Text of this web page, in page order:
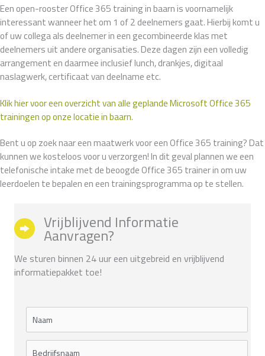
Een open-rooster Office 365 training in baarn is voornamelijk
interessant wanneer het om 1 of 2 deelnemers gaat. Hierbij komt u
of uw collega als deelnemer in een gecombineerde klas met
deelnemers uit andere organisaties. Deze dagen zijn een volledig
arrangement en daarmee inclusief lunch, drankjes, digitaal
naslagwerk, certificaat van deelname etc.
Klik hier voor een overzicht van alle geplande Microsoft Office 365
trainingen op onze locatie in baarn.
Bent u op zoek naar een maatwerk voor een Office 365 training? Dat
kunnen we kosteloos voor u verzorgen! In dit geval plannen we een
telefonische intake met de beoogde Office 365 trainer in om uw
leerdoelen te bepalen en een trainingsprogramma op te stellen.
Vrijblijvend Informatie
Aanvragen?
We sturen binnen 24 uur een uitgebreid en vrijblijvend
informatiepakket toe!